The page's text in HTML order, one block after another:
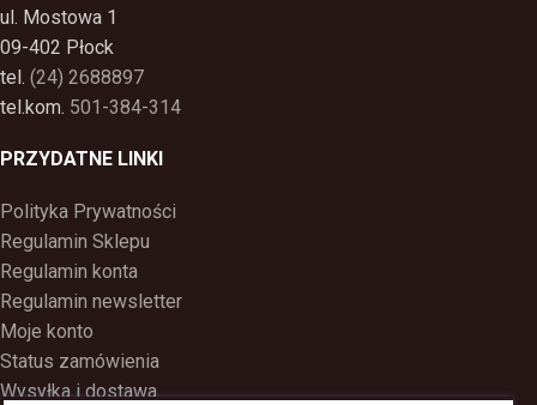
ul. Mostowa 1
09-402 Płock
tel. (24) 2688897
tel.kom. 501-384-314
PRZYDATNE LINKI
Polityka Prywatności
Regulamin Sklepu
Regulamin konta
Regulamin newsletter
Moje konto
Status zamówienia
Wysyłka i dostawa